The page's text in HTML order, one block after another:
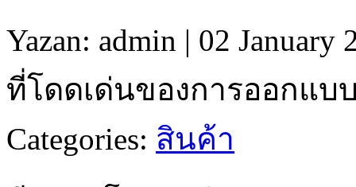
Yazan: admin | 02 January
ที่โดดเด่นของการออกแบ
Categories: สินค้า